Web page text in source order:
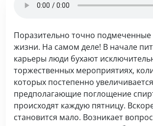
Поразительно точно подмеченные
жизни. На самом деле! В начале
карьеры люди бухают
торжественных мероприятиях,
которых постепенно
предполагающие поглощение
происходят каждую пятницу.
становится мало. Возникает